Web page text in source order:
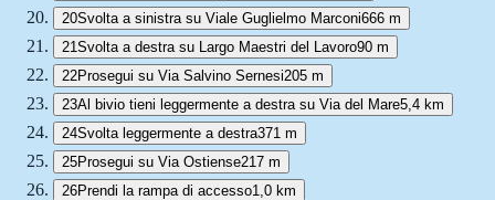
20Svolta a sinistra su Viale Guglielmo Marconi666 m
21Svolta a destra su Largo Maestri del Lavoro90 m
22Prosegui su Via Salvino Sernesi205 m
23Al bivio tieni leggermente a destra su Via del Mare5,4 km
24Svolta leggermente a destra371 m
25Prosegui su Via Ostiense217 m
26Prendi la rampa di accesso1,0 km